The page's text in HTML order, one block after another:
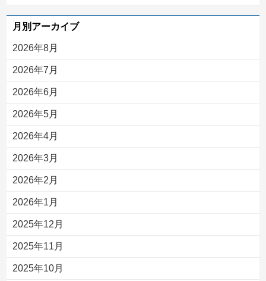
月別アーカイブ
2026年8月
2026年7月
2026年6月
2026年5月
2026年4月
2026年3月
2026年2月
2026年1月
2025年12月
2025年11月
2025年10月